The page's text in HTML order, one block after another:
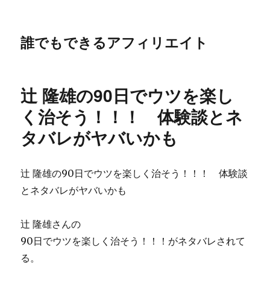
誰でもできるアフィリエイト
辻 隆雄の90日でウツを楽し
く治そう！！！ 体験談とネ
タバレがヤバいかも
辻 隆雄の90日でウツを楽しく治そう！！！ 体験談
とネタバレがヤバいかも
辻 隆雄さんの
90日でウツを楽しく治そう！！！がネタバレされて
る。